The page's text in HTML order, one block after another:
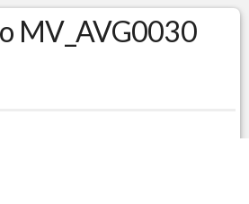
MV_AVG0030